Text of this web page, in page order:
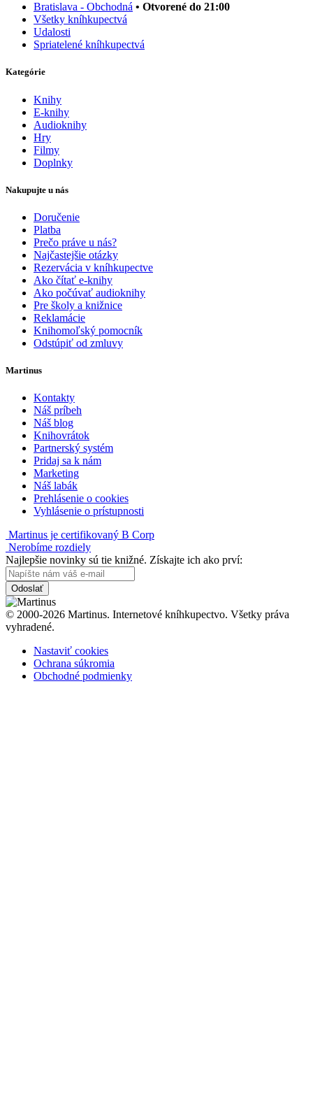
Bratislava - Obchodná • Otvorené do 21:00
Všetky kníhkupectvá
Udalosti
Spriatelené kníhkupectvá
Kategórie
Knihy
E-knihy
Audioknihy
Hry
Filmy
Doplnky
Nakupujte u nás
Doručenie
Platba
Prečo práve u nás?
Najčastejšie otázky
Rezervácia v kníhkupectve
Ako čítať e-knihy
Ako počúvať audioknihy
Pre školy a knižnice
Reklamácie
Knihomoľský pomocník
Odstúpiť od zmluvy
Martinus
Kontakty
Náš príbeh
Náš blog
Knihovrátok
Partnerský systém
Pridaj sa k nám
Marketing
Náš labák
Prehlásenie o cookies
Vyhlásenie o prístupnosti
Martinus je certifikovaný B Corp
Nerobíme rozdiely
Najlepšie novinky sú tie knižné. Získajte ich ako prví:
Odoslať
© 2000-2026 Martinus. Internetové kníhkupectvo. Všetky práva
vyhradené.
Nastaviť cookies
Ochrana súkromia
Obchodné podmienky